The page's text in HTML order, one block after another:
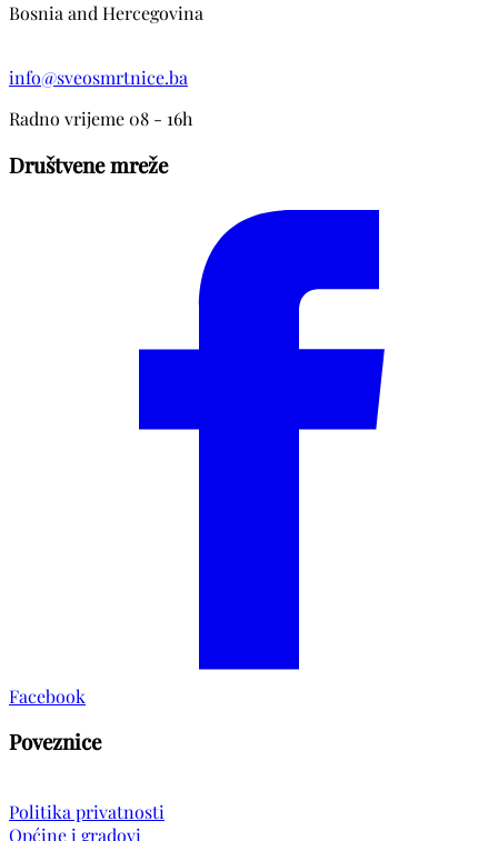
Bosnia and Hercegovina
info@sveosmrtnice.ba
Radno vrijeme 08 - 16h
Društvene mreže
Facebook
Poveznice
Politika privatnosti
Općine i gradovi